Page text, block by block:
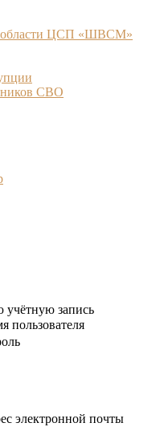
области ЦСП «ШВСМ»
СВО
учётную запись
пользователя
электронной почты